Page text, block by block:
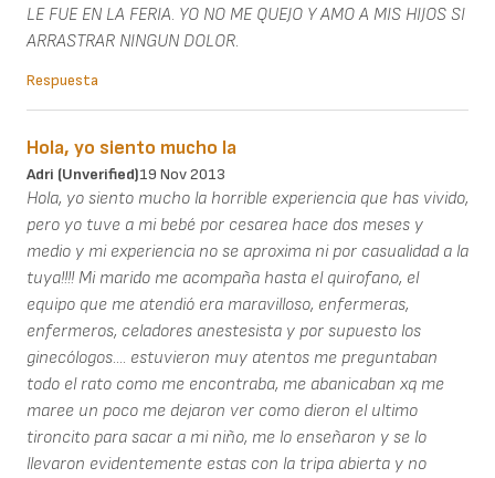
LE FUE EN LA FERIA. YO NO ME QUEJO Y AMO A MIS HIJOS SI
ARRASTRAR NINGUN DOLOR.
Respuesta
Hola, yo siento mucho la
Adri (unverified)19 Nov 2013
Hola, yo siento mucho la horrible experiencia que has vivido,
pero yo tuve a mi bebé por cesarea hace dos meses y
medio y mi experiencia no se aproxima ni por casualidad a la
tuya!!!! Mi marido me acompaña hasta el quirofano, el
equipo que me atendió era maravilloso, enfermeras,
enfermeros, celadores anestesista y por supuesto los
ginecólogos.... estuvieron muy atentos me preguntaban
todo el rato como me encontraba, me abanicaban xq me
maree un poco me dejaron ver como dieron el ultimo
tironcito para sacar a mi niño, me lo enseñaron y se lo
llevaron evidentemente estas con la tripa abierta y no